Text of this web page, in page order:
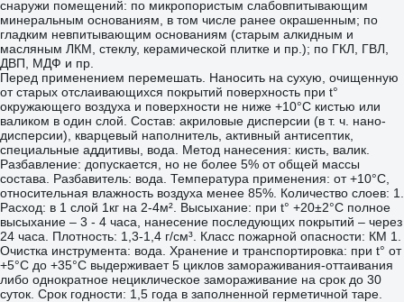
снаружи помещений: по микропористым слабовпитывающим
минеральным основаниям, в том числе ранее окрашенным; по
гладким невпитывающим основаниям (старым алкидным и
масляным ЛКМ, стеклу, керамической плитке и пр.); по ГКЛ, ГВЛ,
ДВП, МДФ и пр.
Перед применением перемешать. Наносить на сухую, очищенную
от старых отслаивающихся покрытий поверхность при t°
окружающего воздуха и поверхности не ниже +10°С кистью или
валиком в один слой. Состав: акриловые дисперсии (в т. ч. нано-
дисперсии), кварцевый наполнитель, активный антисептик,
специальные аддитивы, вода. Метод нанесения: кисть, валик.
Разбавление: допускается, но не более 5% от общей массы
состава. Разбавитель: вода. Температура применения: от +10°С,
относительная влажность воздуха менее 85%. Количество слоев: 1.
Расход: в 1 слой 1кг на 2-4м². Высыхание: при t° +20±2°C полное
высыхание – 3 - 4 часа, нанесение последующих покрытий – через
24 часа. Плотность: 1,3-1,4 г/см³. Класс пожарной опасности: КМ 1.
Очистка инструмента: вода. Хранение и транспортировка: при t° от
+5°С до +35°С выдерживает 5 циклов замораживания-оттаивания
либо однократное нециклическое замораживание на срок до 30
суток. Срок годности: 1,5 года в заполненной герметичной таре.